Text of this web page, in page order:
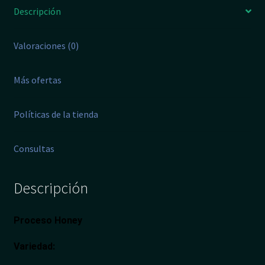
Descripción
Valoraciones (0)
Más ofertas
Políticas de la tienda
Consultas
Descripción
Proceso Honey
Variedad: